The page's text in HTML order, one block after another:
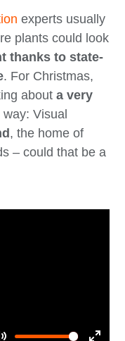
experts usually
plants could look
thanks to state-
. For Christmas,
abouta very
way: Visual
, the home of
– could that be a